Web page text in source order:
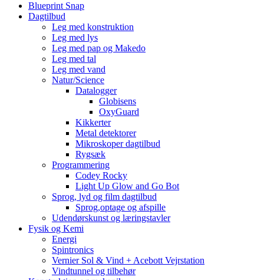
Blueprint Snap
Dagtilbud
Leg med konstruktion
Leg med lys
Leg med pap og Makedo
Leg med tal
Leg med vand
Natur/Science
Datalogger
Globisens
OxyGuard
Kikkerter
Metal detektorer
Mikroskoper dagtilbud
Rygsæk
Programmering
Codey Rocky
Light Up Glow and Go Bot
Sprog, lyd og film dagtilbud
Sprog,optage og afspille
Udendørskunst og læringstavler
Fysik og Kemi
Energi
Spintronics
Vernier Sol & Vind + Acebott Vejrstation
Vindtunnel og tilbehør